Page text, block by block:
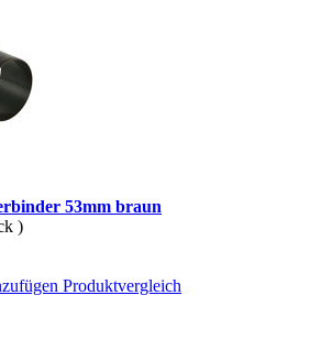
53mm braun
)
Produktvergleich